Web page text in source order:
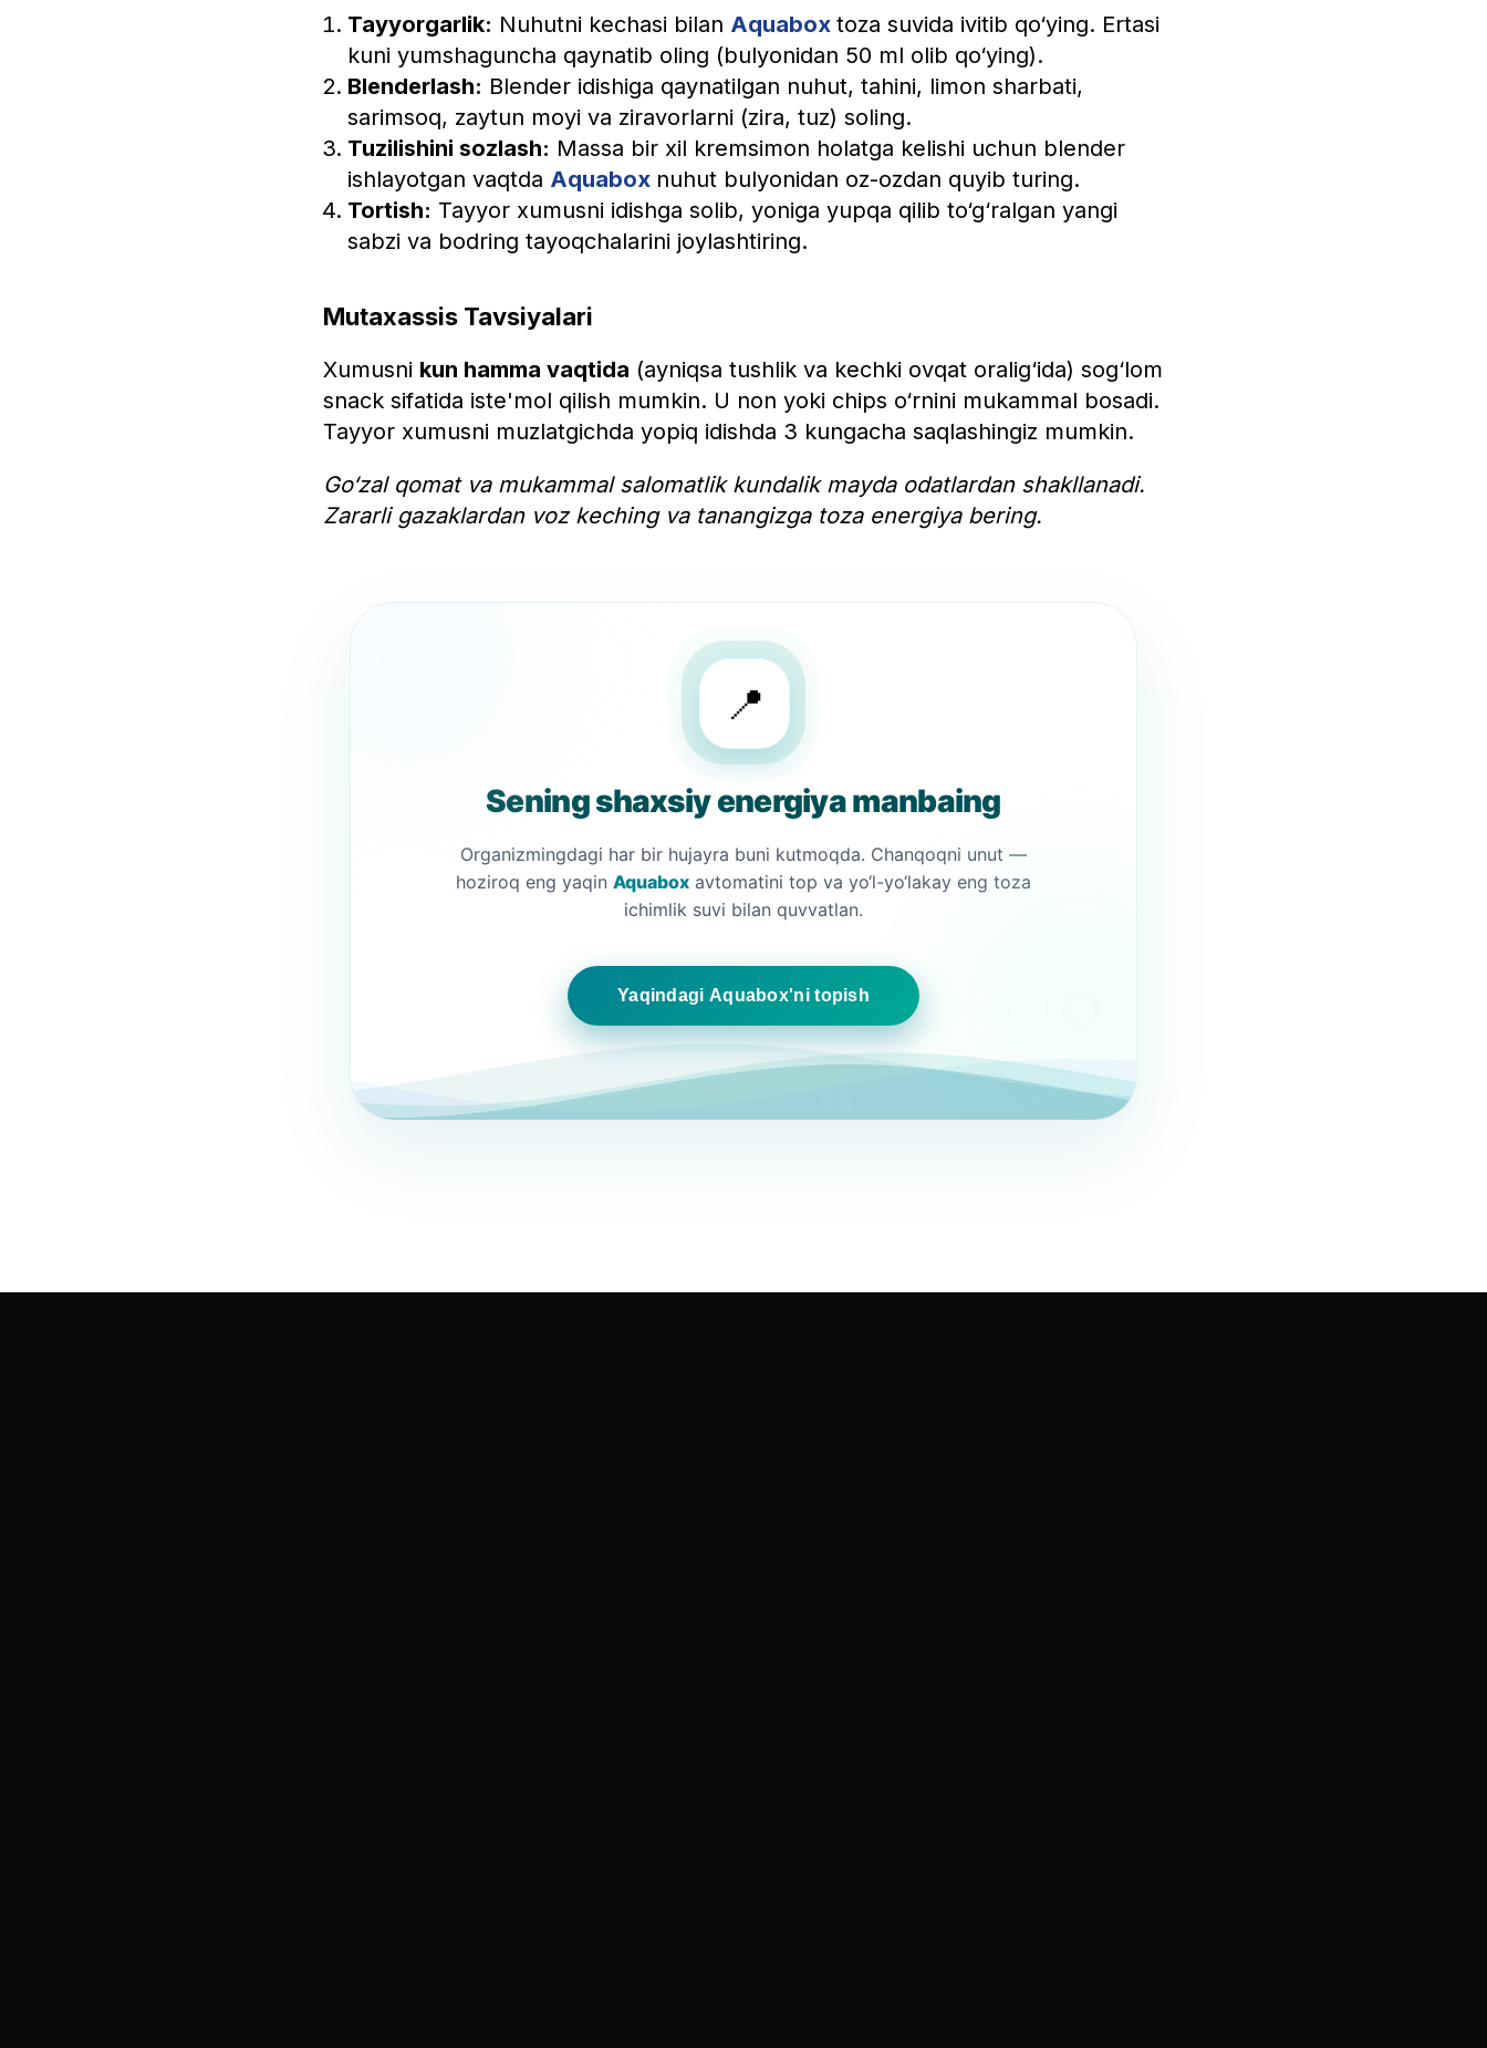
Tayyorgarlik: Nuhutni kechasi bilan Aquabox toza suvida ivitib qo‘ying. Ertasi
kuni yumshaguncha qaynatib oling (bulyonidan 50 ml olib qo‘ying).
Blenderlash: Blender idishiga qaynatilgan nuhut, tahini, limon sharbati,
sarimsoq, zaytun moyi va ziravorlarni (zira, tuz) soling.
Tuzilishini sozlash: Massa bir xil kremsimon holatga kelishi uchun blender
ishlayotgan vaqtda Aquabox nuhut bulyonidan oz-ozdan quyib turing.
Tortish: Tayyor xumusni idishga solib, yoniga yupqa qilib to‘g‘ralgan yangi
sabzi va bodring tayoqchalarini joylashtiring.
Mutaxassis Tavsiyalari
Xumusni kun hamma vaqtida (ayniqsa tushlik va kechki ovqat oralig‘ida) sog‘lom
snack sifatida iste'mol qilish mumkin. U non yoki chips o‘rnini mukammal bosadi.
Tayyor xumusni muzlatgichda yopiq idishda 3 kungacha saqlashingiz mumkin.
Go‘zal qomat va mukammal salomatlik kundalik mayda odatlardan shakllanadi.
Zararli gazaklardan voz keching va tanangizga toza energiya bering.
📍
Sening shaxsiy energiya manbaing
Organizmingdagi har bir hujayra buni kutmoqda. Chanqoqni unut —
hoziroq eng yaqin Aquabox avtomatini top va yo‘l-yo‘lakay eng toza
ichimlik suvi bilan quvvatlan.
Yaqindagi Aquabox'ni topish